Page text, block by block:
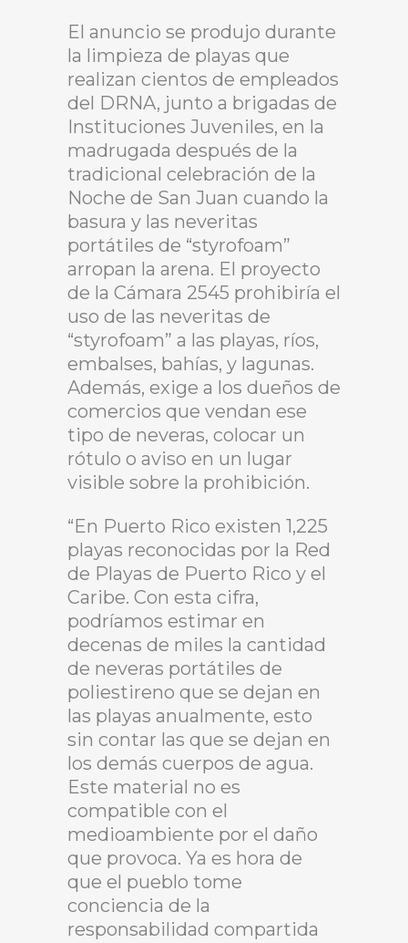
El anuncio se produjo durante
la limpieza de playas que
realizan cientos de empleados
del DRNA, junto a brigadas de
Instituciones Juveniles, en la
madrugada después de la
tradicional celebración de la
Noche de San Juan cuando la
basura y las neveritas
portátiles de “styrofoam”
arropan la arena. El proyecto
de la Cámara 2545 prohibiría el
uso de las neveritas de
“styrofoam” a las playas, ríos,
embalses, bahías, y lagunas.
Además, exige a los dueños de
comercios que vendan ese
tipo de neveras, colocar un
rótulo o aviso en un lugar
visible sobre la prohibición.
“En Puerto Rico existen 1,225
playas reconocidas por la Red
de Playas de Puerto Rico y el
Caribe. Con esta cifra,
podríamos estimar en
decenas de miles la cantidad
de neveras portátiles de
poliestireno que se dejan en
las playas anualmente, esto
sin contar las que se dejan en
los demás cuerpos de agua.
Este material no es
compatible con el
medioambiente por el daño
que provoca. Ya es hora de
que el pueblo tome
conciencia de la
responsabilidad compartida